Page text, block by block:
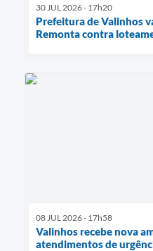
30 JUL 2026 - 17h20
Prefeitura de Valinhos
Remonta contra
08 JUL 2026 - 17h58
Valinhos recebe nova
atendimentos de